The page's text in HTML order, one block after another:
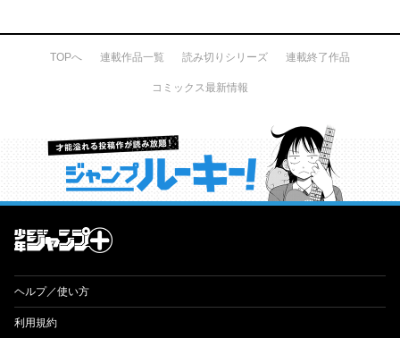
TOPへ 連載作品一覧 読み切りシリーズ 連載終了作品
コミックス最新情報
才能溢れる投稿作が読み放題！ ジャンプルーキー！
ヘルプ／使い方
利用規約